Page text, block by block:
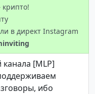
крипто!
в директ Instagram
канала [MLP]
ибо